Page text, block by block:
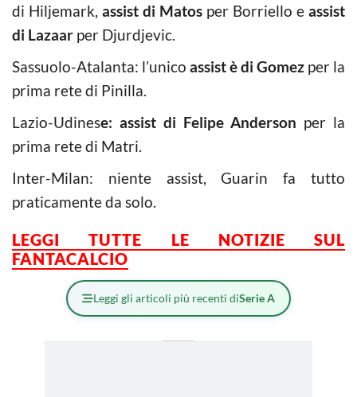
di Hiljemark, assist di Matos per Borriello e assist
di Lazaar per Djurdjevic.
Sassuolo-Atalanta: l’unico assist è di Gomez per la
prima rete di Pinilla.
Lazio-Udinese: assist di Felipe Anderson per la
prima rete di Matri.
Inter-Milan: niente assist, Guarin fa tutto
praticamente da solo.
LEGGI TUTTE LE NOTIZIE SUL
FANTACALCIO
Leggi gli articoli più recenti diSerie A